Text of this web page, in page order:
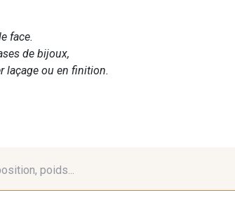
face.
de bijoux,
laçage ou en finition.
poids...